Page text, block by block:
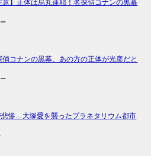
意】正体は烏丸蓮耶！名探偵コナンの黒幕
偵コナンの黒幕、あの方の正体が光彦だと
悲惨…大塚愛を襲ったプラネタリウム都市